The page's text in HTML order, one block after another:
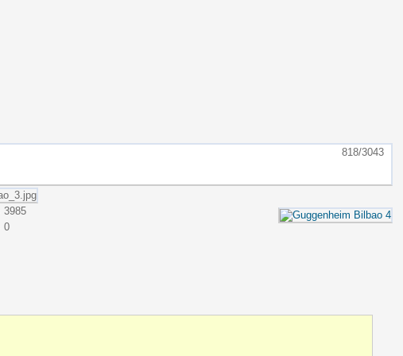
818/3043
3985
0